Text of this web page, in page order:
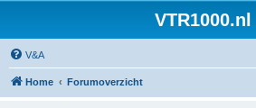
VTR1000.nl
V&A
Home Forumoverzicht